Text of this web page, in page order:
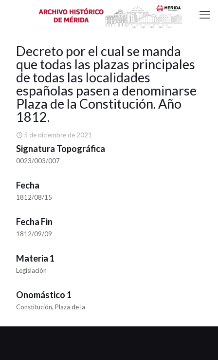
Decreto por el cual se manda
que todas las plazas principales
de todas las localidades
españolas pasen a denominarse
Plaza de la Constitución. Año
1812.
5 de diciembre de 2021
Signatura Topográfica
0023/003/007
Fecha
1812/08/15
Fecha Fin
1812/09/09
Materia 1
Legislación
Onomástico 1
Constitución, Plaza de la